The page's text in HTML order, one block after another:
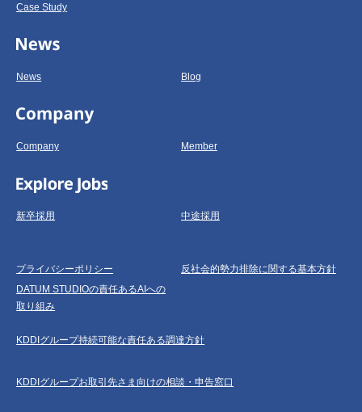
Case Study
News Blog
Company Member
新卒採用 中途採用
プライバシーポリシー
反社会的勢力排除に関する基本方針
DATUM STUDIOの責任あるAIへの
取り組み
KDDIグループ持続可能な責任ある調達方針
KDDIグループお取引先さま向けの相談・申告窓口